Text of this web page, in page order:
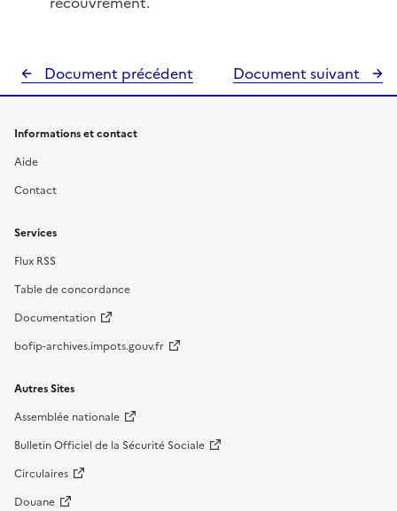
Document précédent Document suivant
Informations et contact
Aide
Contact
Services
Flux RSS
Table de concordance
Documentation
bofip-archives.impots.gouv.fr
Autres Sites
Assemblée nationale
Bulletin Officiel de la Sécurité Sociale
Circulaires
Douane